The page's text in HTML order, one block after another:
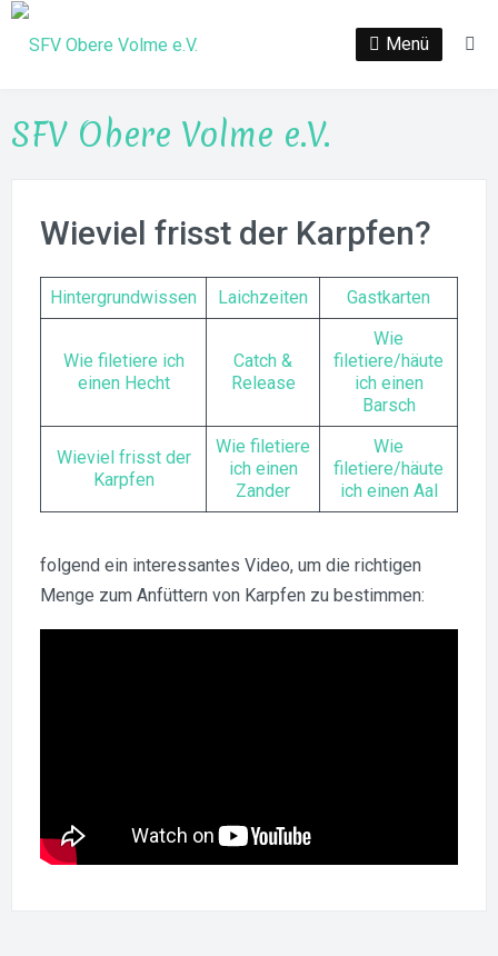
Zum
Inhalt
SFV Obere Volme e.V.
Menü
Wieviel frisst der Karpfen?
Hintergrundwissen Laichzeiten Gastkarten
Wie filetiere ich
einen Hecht
Catch &
Release
Wie
filetiere/häute
ich einen
Barsch
Wieviel frisst der
Karpfen
Wie filetiere
ich einen
Zander
Wie
filetiere/häute
ich einen Aal
folgend ein interessantes Video, um die richtigen
Menge zum Anfüttern von Karpfen zu bestimmen: